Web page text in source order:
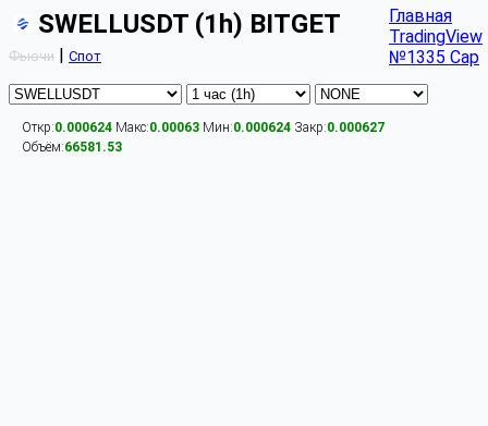
SWELLUSDT (1h) BITGET
Фьючи | Спот
Главная
TradingView
№1335 Cap
Откр:0.000624 Макс:0.00063 Мин:0.000624 Закр:0.000627
Объём:66581.53